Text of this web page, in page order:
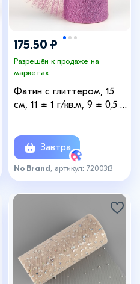
175.50 ₽
Разрешён к продаже на
маркетах
Фатин с глиттером, 15
см, 11 ± 1 г/кв.м, 9 ± 0,5 м,
Завтра
No Brand , артикул: 7200313